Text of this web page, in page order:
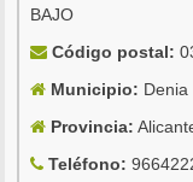
BAJO
Código postal:
Municipio: Denia
Provincia:
Teléfono: